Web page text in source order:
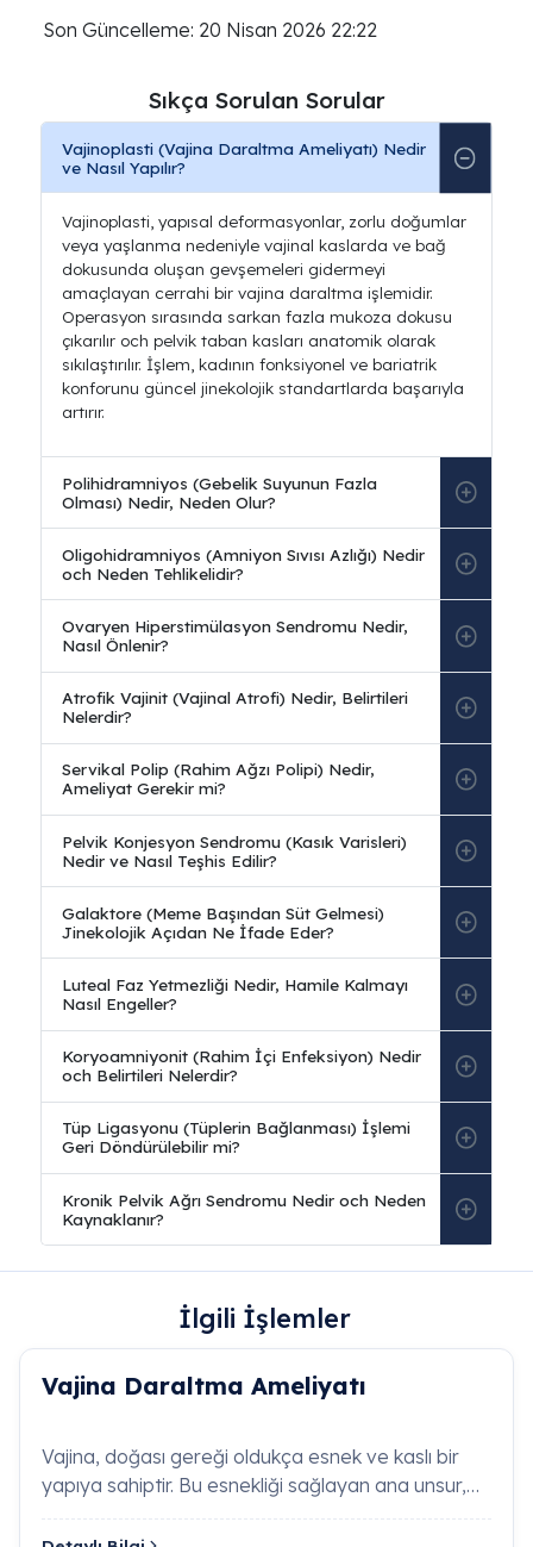
Son Güncelleme: 20 Nisan 2026 22:22
Sıkça Sorulan Sorular
Vajinoplasti (Vajina Daraltma Ameliyatı) Nedir
Vajinoplasti, yapısal deformasyonlar, zorlu
veya yaşlanma nedeniyle vajinal kaslarda ve bağ
İlgili İşlemler
Vajina Daraltma Ameliyatı
Vajina, doğası gereği oldukça esnek ve kaslı bir
yapıya sahiptir. Bu esnekliği sağlayan ana unsur,
vajina duvarlarını çevreley…